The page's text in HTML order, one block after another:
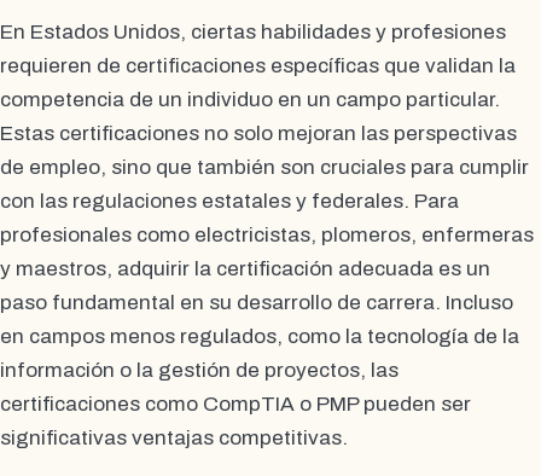
En Estados Unidos, ciertas habilidades y profesiones
requieren de certificaciones específicas que validan la
competencia de un individuo en un campo particular.
Estas certificaciones no solo mejoran las perspectivas
de empleo, sino que también son cruciales para cumplir
con las regulaciones estatales y federales. Para
profesionales como electricistas, plomeros, enfermeras
y maestros, adquirir la certificación adecuada es un
paso fundamental en su desarrollo de carrera. Incluso
en campos menos regulados, como la tecnología de la
información o la gestión de proyectos, las
certificaciones como CompTIA o PMP pueden ser
significativas ventajas competitivas.